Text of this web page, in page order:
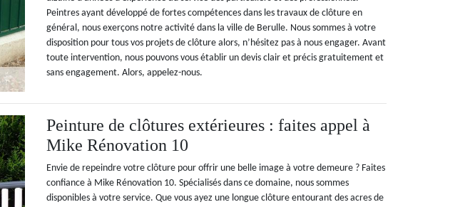
Peintres ayant développé de fortes compétences dans les travaux de clôture en
général, nous exerçons notre activité dans la ville de Berulle. Nous sommes à votre
disposition pour tous vos projets de clôture alors, n’hésitez pas à nous engager. Avant
toute intervention, nous pouvons vous établir un devis clair et précis gratuitement et
sans engagement. Alors, appelez-nous.
Peinture de clôtures extérieures : faites appel à
Mike Rénovation 10
Envie de repeindre votre clôture pour offrir une belle image à votre demeure ? Faites
confiance à Mike Rénovation 10. Spécialisés dans ce domaine, nous sommes
disponibles à votre service. Que vous ayez une longue clôture entourant des acres de